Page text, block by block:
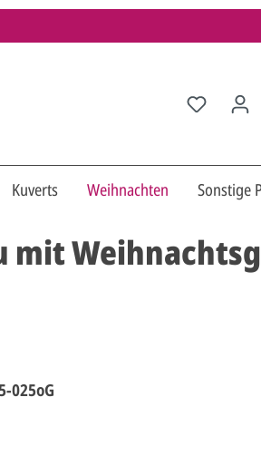
Kuverts Weihnachten Sonstige
mit
025oG